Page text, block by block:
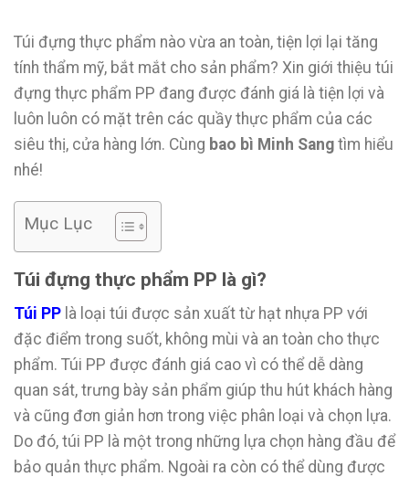
Túi đựng thực phẩm nào vừa an toàn, tiện lợi lại tăng
tính thẩm mỹ, bắt mắt cho sản phẩm? Xin giới thiệu túi
đựng thực phẩm PP đang được đánh giá là tiện lợi và
luôn luôn có mặt trên các quầy thực phẩm của các
siêu thị, cửa hàng lớn. Cùng bao bì Minh Sang tìm hiểu
nhé!
Mục Lục
Túi đựng thực phẩm PP là gì?
Túi PP là loại túi được sản xuất từ hạt nhựa PP với
đặc điểm trong suốt, không mùi và an toàn cho thực
phẩm. Túi PP được đánh giá cao vì có thể dễ dàng
quan sát, trưng bày sản phẩm giúp thu hút khách hàng
và cũng đơn giản hơn trong việc phân loại và chọn lựa.
Do đó, túi PP là một trong những lựa chọn hàng đầu để
bảo quản thực phẩm. Ngoài ra còn có thể dùng được